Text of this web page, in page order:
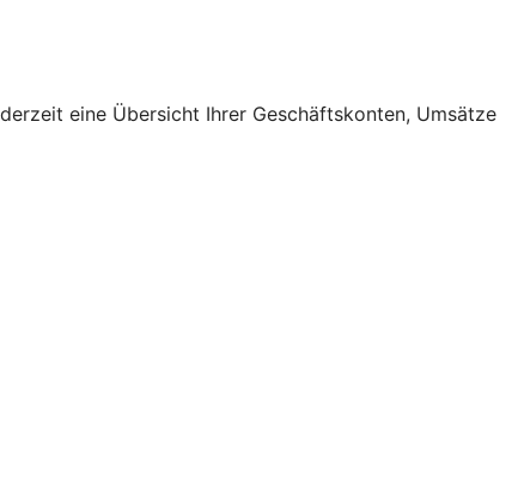
eine Übersicht Ihrer Geschäftskonten, Umsätze